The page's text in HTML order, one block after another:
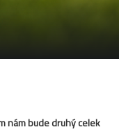
nám bude druhý celek